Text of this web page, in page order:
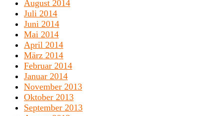
August 2014
Juli 2014
Juni 2014
Mai 2014
April 2014
März 2014
Februar 2014
Januar 2014
November 2013
Oktober 2013
September 2013